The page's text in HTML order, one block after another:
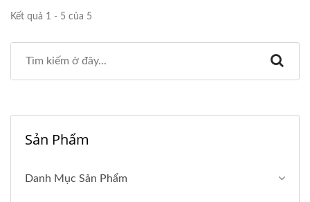
Kết quả 1 - 5 của 5
Sản Phẩm
Danh Mục Sản Phẩm